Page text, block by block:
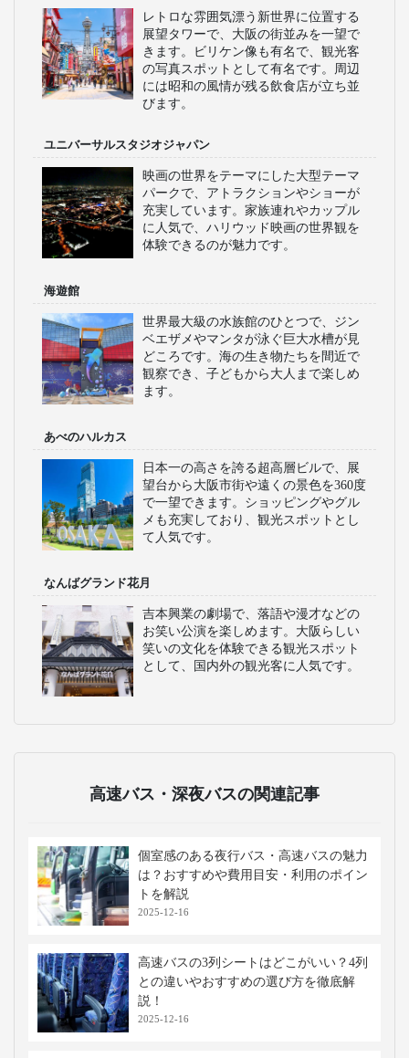
大阪の見どころ
大阪城
豊臣秀吉が築いた歴史的な城郭で、広
も有名です。展望台からは大阪市内の
ており、大阪の歴史を学ぶことができ
ます。
道頓堀
で賑わうスポットです。夜になるとネ
オンが輝き、一層華やかな雰囲気にな
ります。
通天閣
の写真スポットとして有名です。周辺
には昭和の風情が残る飲食店が立ち並
びます。
ユニバーサルスタジオジャパン
映画の世界をテーマにした大型テーマ
充実しています。家族連れやカップル
に人気で、ハリウッド映画の世界観を
体験できるのが魅力です。
海遊館
世界最大級の水族館のひとつで、ジン
ます。
日本一の高さを誇る超高層ビルで、展
望台から大阪市街や遠くの景色を360度
で一望できます。ショッピングやグル
なんばグランド花月
吉本興業の劇場で、落語や漫才などの